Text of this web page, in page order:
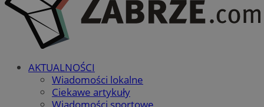
AKTUALNOŚCI
Wiadomości lokalne
Ciekawe artykuły